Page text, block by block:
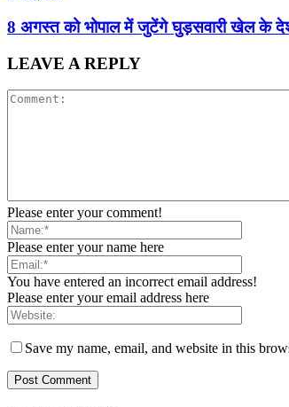
8 अगस्त को भोपाल में जुटेंगे घुड़सवारी खेल के
LEAVE A REPLY
Please enter your comment!
Please enter your name here
You have entered an incorrect email address!
Please enter your email address here
Save my name, email, and website in this